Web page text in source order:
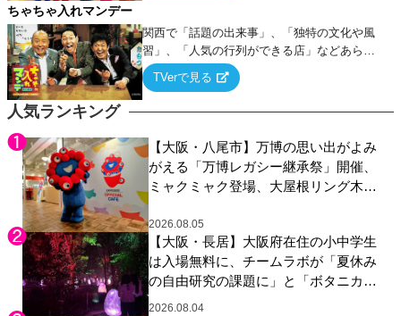
人気ランキング
【大阪・八尾市】万博の思い出がよみ
がえる「万博レガシー継承祭」開催、
ミャクミャク登場、大屋根リング木材
展示も
2026.08.05
【大阪・長居】大阪府在住の小中学生
は入場無料に、チームラボが「夏休み
の自由研究の課題に」と「ボタニカル
ガーデン 大阪」へ招待
2026.08.04
ちゃちゃ入れマンデー
関西で「話題の出来事」、「独特の文化や風
習」、「人気の行列ができる店」などあらゆ
るテーマについて好き放題にちゃちゃを入れ
ていく関西色を前面に押し出したトークバラ
TVerで見る